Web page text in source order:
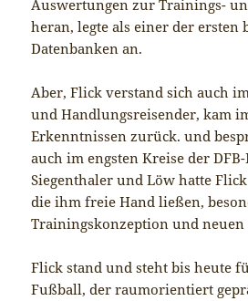
Auswertungen zur Trainings-
heran, legte als einer der ersten
Datenbanken an.
Aber, Flick verstand sich auch
und Handlungsreisender, kam
Erkenntnissen zurück. und
auch im engsten Kreise der
Siegenthaler und Löw hatte
die ihm freie Hand ließen,
Trainingskonzeption und neuen
Flick stand und steht bis heute
Fußball, der raumorientiert